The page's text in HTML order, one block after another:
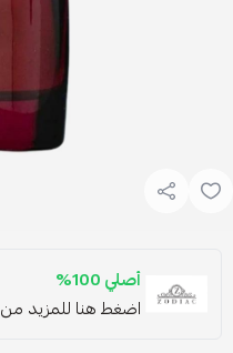
أصلي 100%
اضغط هنا للمزيد من